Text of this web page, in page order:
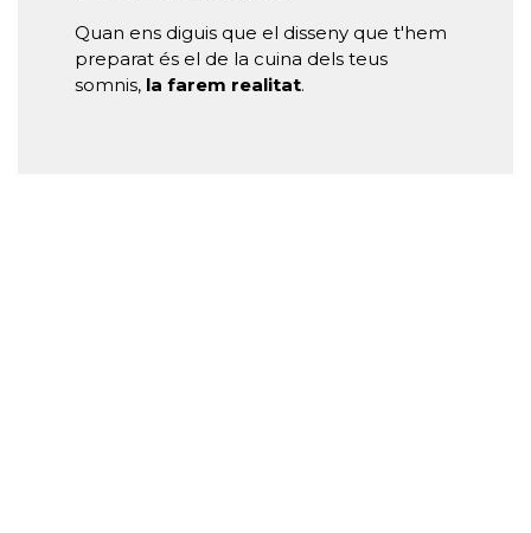
Quan ens diguis que el disseny que t'hem
preparat és el de la cuina dels teus
somnis, la farem realitat.